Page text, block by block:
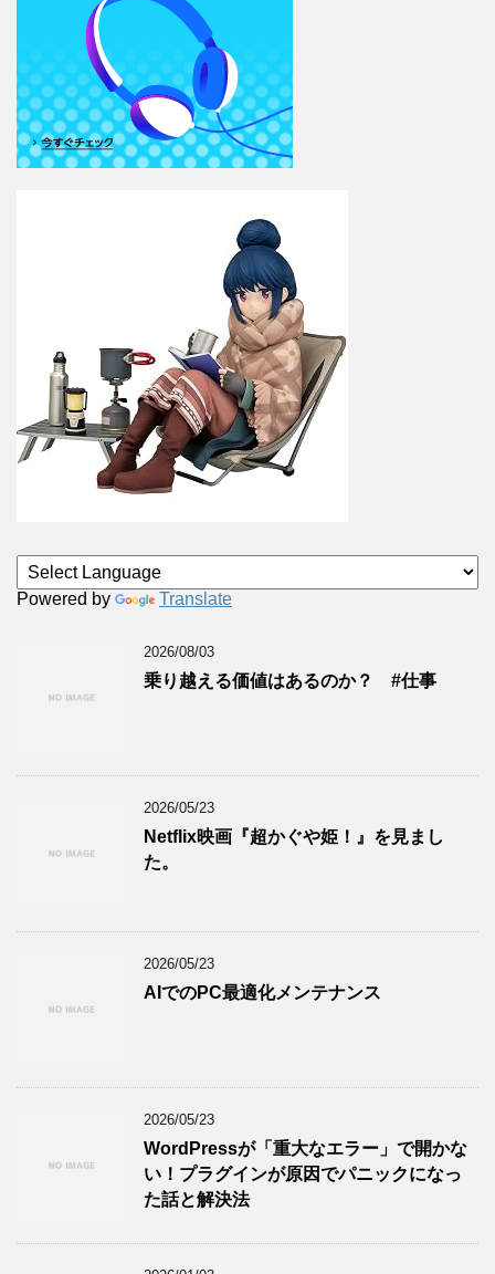
Powered by Translate
2026/08/03
乗り越える価値はあるのか？ #仕事
2026/05/23
Netflix映画『超かぐや姫！』を見まし
た。
2026/05/23
AIでのPC最適化メンテナンス
2026/05/23
WordPressが「重大なエラー」で開かな
い！プラグインが原因でパニックになっ
た話と解決法